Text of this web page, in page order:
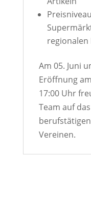
Am 05. Juni
Eröffnung
17:00 Uhr
Team auf
Vereinen.